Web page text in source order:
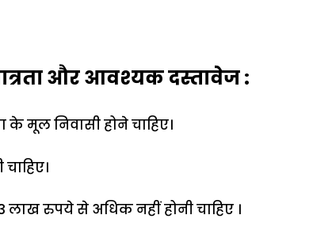
और आवश्यक दस्तावेज :
मूल निवासी होने चाहिए।
रुपये से अधिक नहीं होनी चाहिए ।